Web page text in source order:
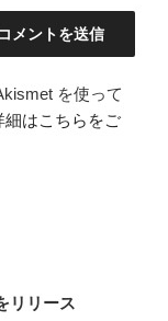
を使って
細はこちらをご
リリース